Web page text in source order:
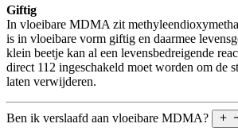
Giftig
In vloeibare MDMA zit
is in vloeibare vorm giftig en daarmee
klein beetje kan al een levensbedreigende
direct 112 ingeschakeld moet worden om de
laten verwijderen.
Ben ik verslaafd aan vloeibare MDMA?